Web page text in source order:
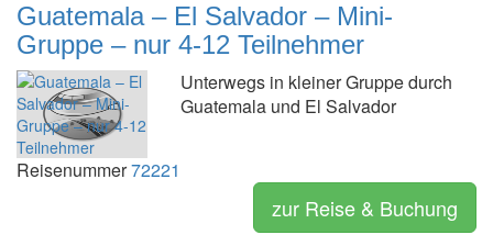
Guatemala – El Salvador – Mini-
Gruppe – nur 4-12 Teilnehmer
Unterwegs in kleiner Gruppe durch
Guatemala und El Salvador
Reisenummer72221
zur Reise & Buchung